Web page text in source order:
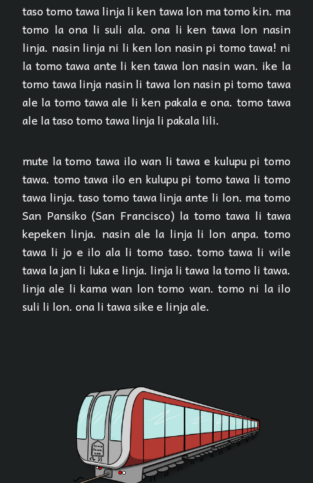
taso tomo tawa linja li ken tawa lon ma tomo kin. ma
tomo la ona li suli ala. ona li ken tawa lon nasin
linja. nasin linja ni li ken lon nasin pi tomo tawa! ni
la tomo tawa ante li ken tawa lon nasin wan. ike la
tomo tawa linja nasin li tawa lon nasin pi tomo tawa
ale la tomo tawa ale li ken pakala e ona. tomo tawa
ale la taso tomo tawa linja li pakala lili.
mute la tomo tawa ilo wan li tawa e kulupu pi tomo
tawa. tomo tawa ilo en kulupu pi tomo tawa li tomo
tawa linja. taso tomo tawa linja ante li lon. ma tomo
San Pansiko (San Francisco) la tomo tawa li tawa
kepeken linja. nasin ale la linja li lon anpa. tomo
tawa li jo e ilo ala li tomo taso. tomo tawa li wile
tawa la jan li luka e linja. linja li tawa la tomo li tawa.
linja ale li kama wan lon tomo wan. tomo ni la ilo
suli li lon. ona li tawa sike e linja ale.